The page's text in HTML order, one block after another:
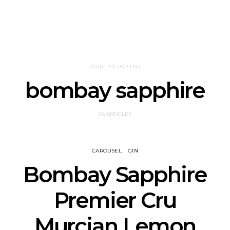
ARTICLES PAR TAG
bombay sapphire
26 ARTICLES
CAROUSEL GIN
Bombay Sapphire
Premier Cru